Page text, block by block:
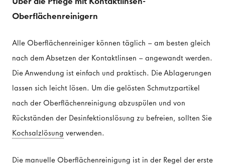
Oberflächenreinigern
Alle Oberflächenreiniger können täglich – am besten gleich
nach dem Absetzen der Kontaktlinsen – angewandt werden.
Die Anwendung ist einfach und praktisch. Die Ablagerungen
lassen sich leicht lösen. Um die gelösten Schmutzpartikel
nach der Oberflächenreinigung abzuspülen und von
Rückständen der Desinfektionslösung zu befreien, sollten Sie
Kochsalzlösung verwenden.
Die manuelle Oberflächenreinigung ist in der Regel der erste